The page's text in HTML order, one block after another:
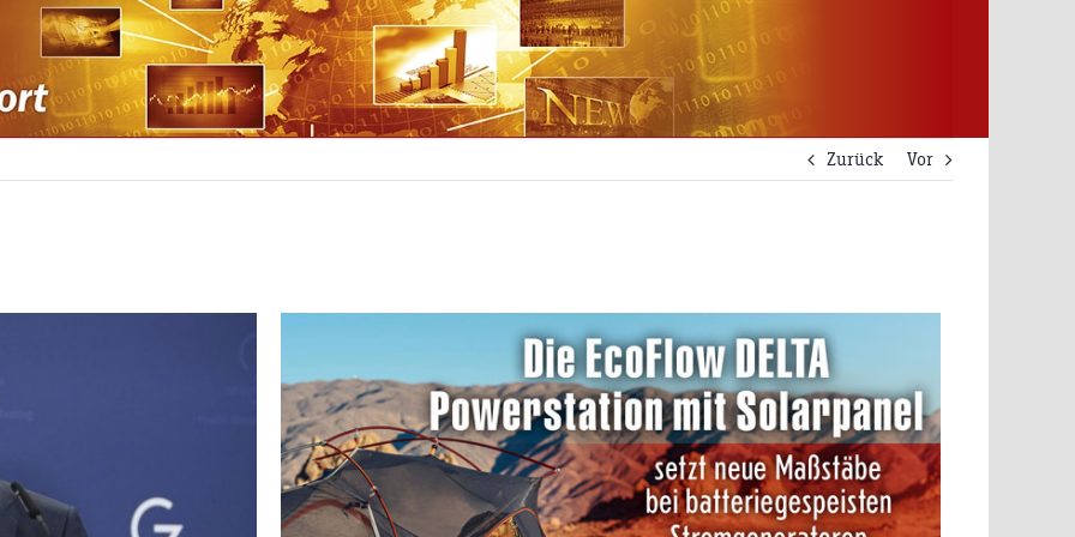
Zurück Vor